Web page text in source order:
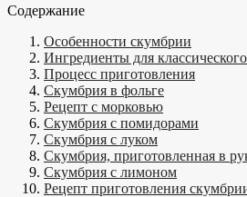
Содержание
Особенности скумбрии
Ингредиенты для
Процесс приготовления
Скумбрия в фольге
Рецепт с морковью
Скумбрия с помидорами
Скумбрия с луком
Скумбрия, приготовленная в
Скумбрия с лимоном
Рецепт приготовления